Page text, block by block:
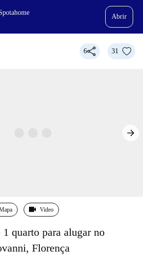
Abrir
6 31
Video
quarto para alugar no
Florença